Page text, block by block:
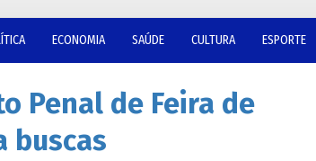
ECONOMIA SAÚDE CULTURA ESPORTE
Penal de Feira de
buscas